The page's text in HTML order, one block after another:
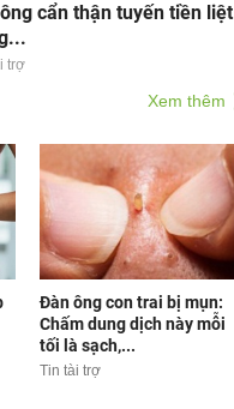
cẩn thận tuyến tiền liệt
trợ
Xem thêm
Đàn ông con trai bị mụn:
Chấm dung dịch này mỗi
tối là sạch,...
Tin tài trợ